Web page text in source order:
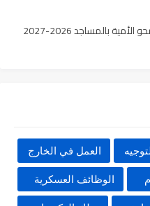
بالمساجد 2026-2027
العمل في الخارج
الوظائف العسكرية